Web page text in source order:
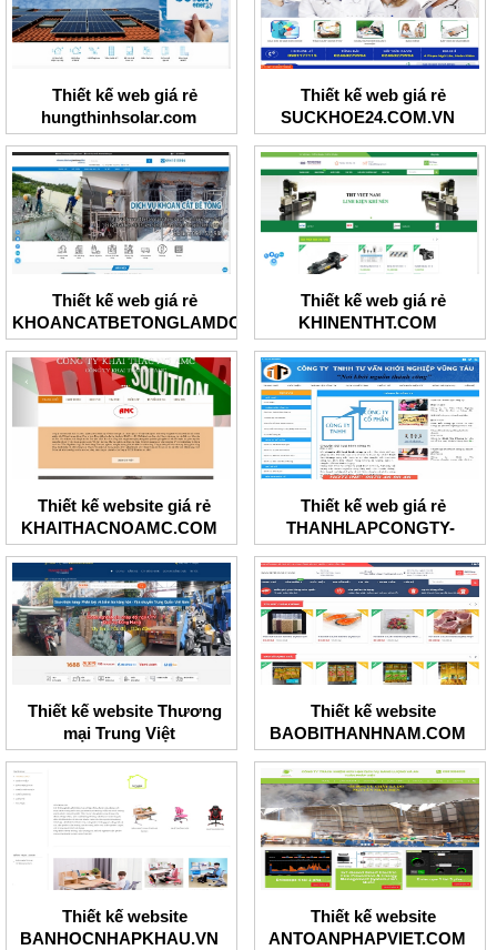
Thiết kế web giá rẻ
hungthinhsolar.com
Thiết kế web giá rẻ
SUCKHOE24.COM.VN
Thiết kế web giá rẻ
KHOANCATBETONGLAMDONG
Thiết kế web giá rẻ
KHINENTHT.COM
Thiết kế website giá rẻ
KHAITHACNOAMC.COM
Thiết kế web giá rẻ
THANHLAPCONGTY-
BRT.COM
Thiết kế website Thương
mại Trung Việt
Thiết kế website
BAOBITHANHNAM.COM
Thiết kế website
BANHOCNHAPKHAU.VN
Thiết kế website
ANTOANPHAPVIET.COM